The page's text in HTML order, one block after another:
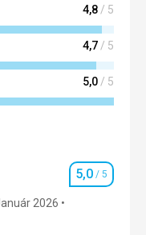
4,8/ 5
4,7/ 5
5,0/ 5
Hodnotenie
5,0 / 5
2026